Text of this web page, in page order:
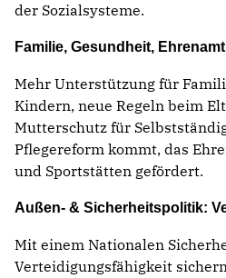
der Sozialsysteme.
Familie, Gesundheit,
Mehr Unterstützung für
Kindern, neue Regeln beim
Mutterschutz für
Pflegereform kommt, das
und Sportstätten gefördert.
Außen- & Sicherheitspolitik:
Mit einem Nationalen
Verteidigungsfähigkeit